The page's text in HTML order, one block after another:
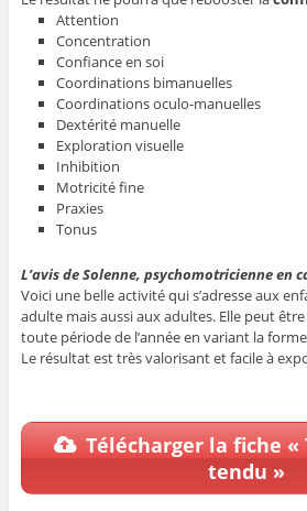
Attention
Concentration
Confiance en soi
Coordinations bimanuelles
Coordinations oculo-manuelles
Dextérité manuelle
Exploration visuelle
Inhibition
Motricité fine
Praxies
Tonus
L’avis de Solenne, psychomotricienne en
Voici une belle activité qui s’adresse aux
adulte mais aussi aux adultes. Elle peut
toute période de l’année en variant la
Le résultat est très valorisant et facile à
Télécharger la fiche
tendu »